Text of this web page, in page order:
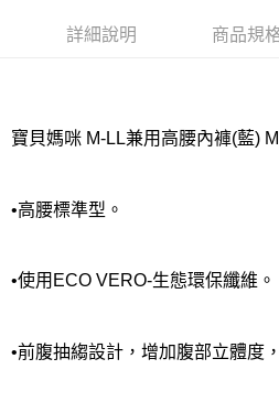
每筆NT$220
每筆NT$80，滿NT$1,000(含以上)免運
詳細說明 商品規
寶貝媽咪 M-LL兼用高腰內褲(藍)
•高腰標準型。
•使用ECO VERO-生態環保纖維。
•前腹抽縐設計，增加腹部立體度